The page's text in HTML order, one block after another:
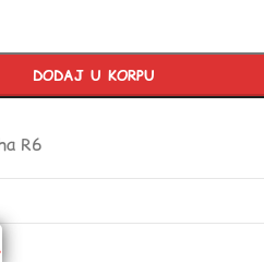
DODAJ U KORPU
R6